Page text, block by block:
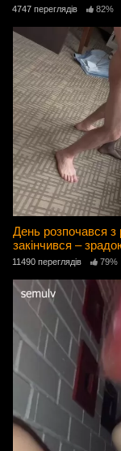
4747 переглядів 82%
День розпочався з
закінчився –
11490 переглядів 79%